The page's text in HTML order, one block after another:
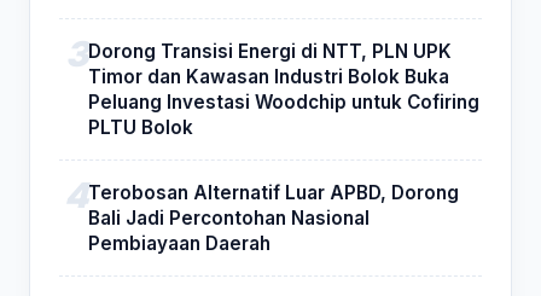
Dorong Transisi Energi di NTT, PLN UPK
Timor dan Kawasan Industri Bolok Buka
Peluang Investasi Woodchip untuk Cofiring
PLTU Bolok
Terobosan Alternatif Luar APBD, Dorong
Bali Jadi Percontohan Nasional
Pembiayaan Daerah